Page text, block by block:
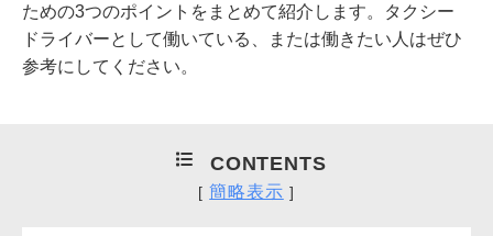
ための3つのポイントをまとめて紹介します。タクシー
ドライバーとして働いている、または働きたい人はぜひ
参考にしてください。
CONTENTS
[ 簡略表示 ]